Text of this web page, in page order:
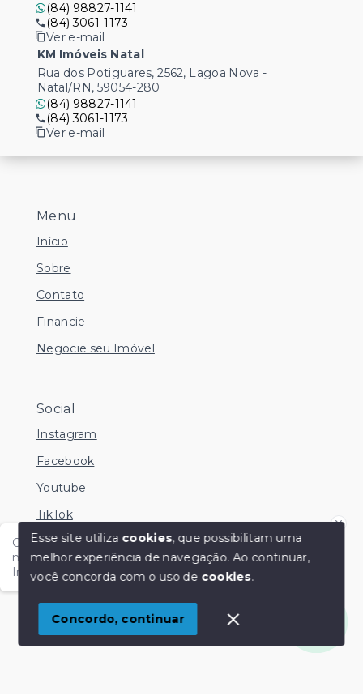
Olá me chamo Kamila e estou disponível nesse
momento para esclarecer dúvidas no Whatsapp.
Independente do horário é só chamar!
Menu
Início
Sobre
Contato
Financie
Negocie seu Imóvel
Social
Instagram
Facebook
Youtube
TikTok
© Copyright 2026 - KM Imóveis - Todos os direitos
SITE PARA IMOBILIARIA
(84) 98827-1141
(84) 3061-1173
Ver e-mail
KM Imóveis Natal
Rua dos Potiguares, 2562, Lagoa Nova -
Natal/RN, 59054-280
(84) 98827-1141
(84) 3061-1173
Ver e-mail
Esse site utiliza cookies, que possibilitam uma
melhor experiência de navegação.Ao continuar,
você concorda com o uso de cookies.
Concordo, continuar